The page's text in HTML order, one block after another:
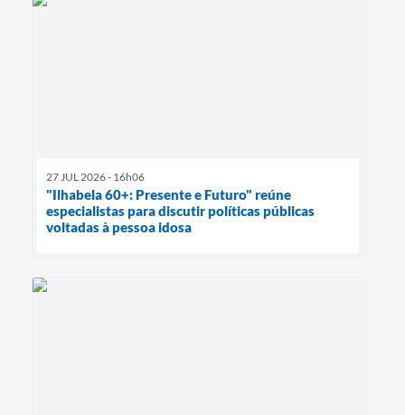
27 JUL 2026 - 16h06
"Ilhabela 60+: Presente e Futuro" reúne
especialistas para discutir políticas públicas
voltadas à pessoa idosa